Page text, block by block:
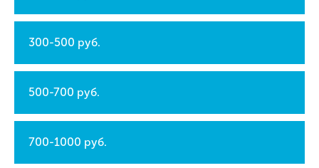
300-500 руб.
500-700 руб.
700-1000 руб.